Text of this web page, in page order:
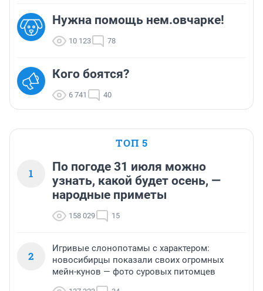
Нужна помощь нем.овчарке!
10 123 78
Кого боятся?
6 741 40
ТОП 5
1
По погоде 31 июля можно
узнать, какой будет осень, —
народные приметы
158 029 15
2
Игривые слонопотамы с характером:
новосибирцы показали своих огромных
мейн-кунов — фото суровых питомцев